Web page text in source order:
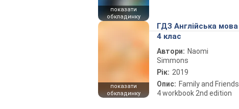
показати
обкладинку
показати
обкладинку
ГДЗ Англійська мова
4 клас
Автори: Naomi
Simmons
Рік: 2019
Опис: Family and Friends
4 workbook 2nd edition